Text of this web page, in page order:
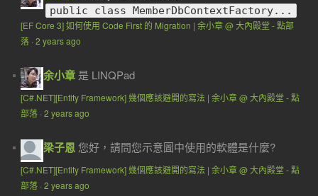
public class MemberDbContextFactory...
[EF Core 3] 如何使用 Code First 的 Migration | 余小章 @ 大內殿堂 - 點部
落· 2 years ago
余小章 是 LINQPad
[C#.NET][Entity Framework] 幾個應該避開的寫法 | 余小章 @ 大內殿堂 - 點
部落· 2 years ago
梁子恩 您好，請問您示意圖中使用的軟體是什麼?
[C#.NET][Entity Framework] 幾個應該避開的寫法 | 余小章 @ 大內殿堂 - 點
部落· 2 years ago